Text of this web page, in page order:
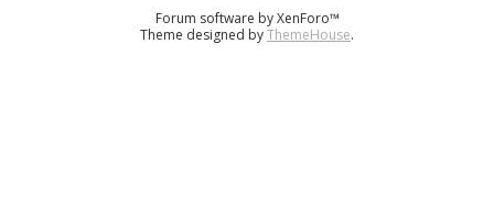
Forum software by XenForo™
Theme designed byThemeHouse.